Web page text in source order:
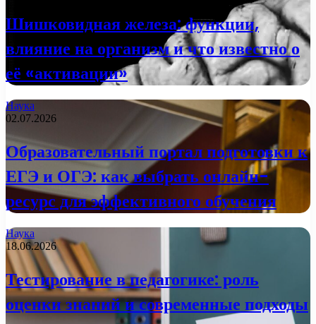
Шишковидная железа: функции,
влияние на организм и что известно о
её «активации»
Наука
02.07.2026
Образовательный портал подготовки к
ЕГЭ и ОГЭ: как выбрать онлайн-
ресурс для эффективного обучения
Наука
18.06.2026
Тестирование в педагогике: роль
оценки знаний и современные подходы